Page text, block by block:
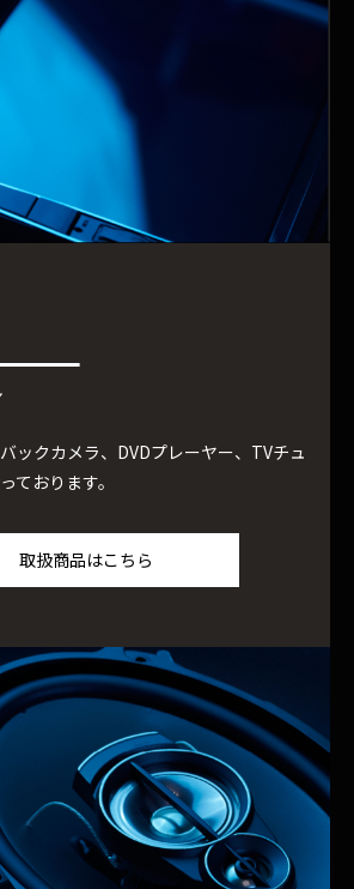
ックカメラ、DVDプレーヤー、TVチュ
ております。
取扱商品はこちら